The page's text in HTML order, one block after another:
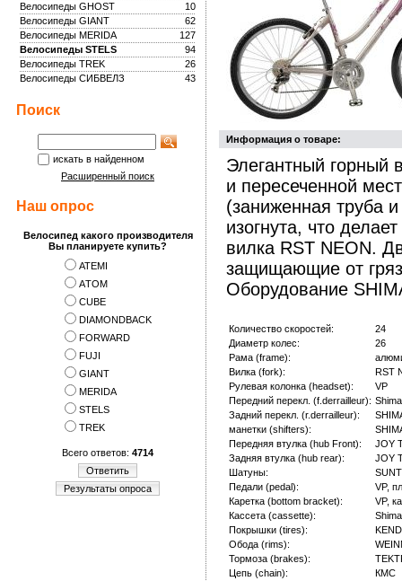
10
Велосипеды GHOST
62
Велосипеды GIANT
127
Велосипеды MERIDA
94
Велосипеды STELS
26
Велосипеды TREK
43
Велосипеды СИБВЕЛЗ
Поиск
искать в найденном
Расширенный поиск
Наш опрос
Велосипед какого производителя
Вы планируете купить?
ATEMI
АTOM
CUBE
DIAMONDBACK
FORWARD
FUJI
GIANT
MERIDA
STELS
TREK
Всего ответов: 4714
Ответить
Результаты опроса
Информация о товаре:
Элегантный горный
и пересеченной
(заниженная труба
изогнута, что
вилка RST NEON.
защищающие от
Оборудование
Количество скоростей:
24
Диаметр колес:
26
Рама (frame):
Вилка (fork):
RST
Рулевая колонка (headset):
VP
Передний перекл. (f.derrailleur):
Задний перекл. (r.derrailleur):
манетки (shifters):
Передняя втулка (hub Front):
JOY
Задняя втулка (hub rear):
JOY
Шатуны:
Педали (pedal):
VP,
Каретка (bottom bracket):
VP,
Кассета (cassette):
Покрышки (tires):
Обода (rims):
Тормоза (brakes):
Цепь (chain):
КМС